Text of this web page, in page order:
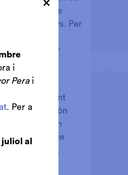
Unió des que
fa trenta anys. Per
manera
el món per
Tolosa,
que el cant
o l'esforç són
que es faci en
escala del que
singularitat,
moment.
i
Perai
. Per a
juliol al